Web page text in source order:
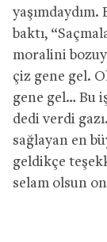
baktı,
moralini
çiz gene gel.
gene gel… Bu
dedi verdi
sağlayan en
geldikçe
selam olsun